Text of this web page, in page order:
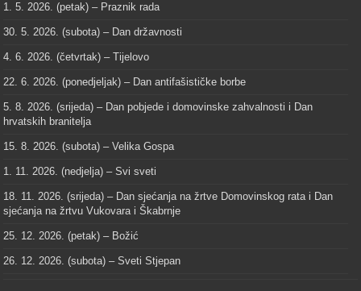
1. 5. 2026. (petak) – Praznik rada
30. 5. 2026. (subota) – Dan državnosti
4. 6. 2026. (četvrtak) – Tijelovo
22. 6. 2026. (ponedjeljak) – Dan antifašističke borbe
5. 8. 2026. (srijeda) – Dan pobjede i domovinske zahvalnosti i Dan
hrvatskih branitelja
15. 8. 2026. (subota) – Velika Gospa
1. 11. 2026. (nedjelja) – Svi sveti
18. 11. 2026. (srijeda) – Dan sjećanja na žrtve Domovinskog rata i Dan
sjećanja na žrtvu Vukovara i Škabrnje
25. 12. 2026. (petak) – Božić
26. 12. 2026. (subota) – Sveti Stjepan